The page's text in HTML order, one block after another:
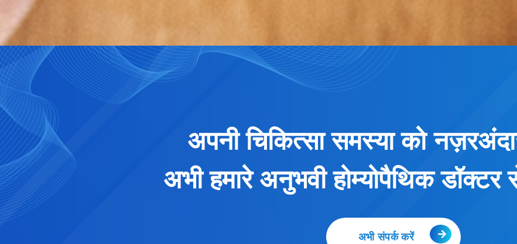
अपनी चिकित्सा समस्या को
अभी हमारे अनुभवी होम्योपैथिक डॉक्टर
अभी संपर्क करें